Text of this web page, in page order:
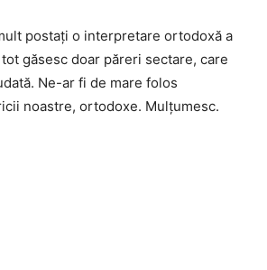
postați o interpretare ortodoxă a
găsesc doar păreri sectare, care
Ne-ar fi de mare folos
noastre, ortodoxe. Mulțumesc.